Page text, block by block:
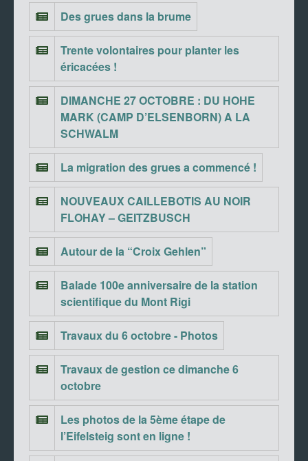
Des grues dans la brume
Trente volontaires pour planter les
éricacées !
DIMANCHE 27 OCTOBRE : DU HOHE
MARK (CAMP D’ELSENBORN) A LA
SCHWALM
La migration des grues a commencé !
NOUVEAUX CAILLEBOTIS AU NOIR
FLOHAY – GEITZBUSCH
Autour de la “Croix Gehlen”
Balade 100e anniversaire de la station
scientifique du Mont Rigi
Travaux du 6 octobre - Photos
Travaux de gestion ce dimanche 6
octobre
Les photos de la 5ème étape de
l’Eifelsteig sont en ligne !